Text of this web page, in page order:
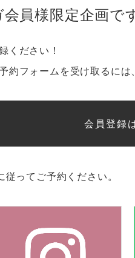
員様限定企画で
ください！
約フォームを受け取るには、
会員登録
ってご予約ください。